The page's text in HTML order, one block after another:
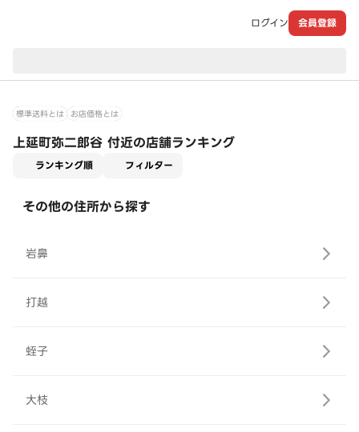
ログイン 会員登録
標準送料とは お店価格とは
上延町弥二郎谷 付近の店舗ランキング
ランキング順 フィルター
その他の住所から探す
岩鼻
打越
蛭子
大枝